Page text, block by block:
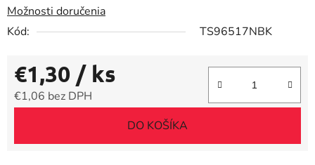
Možnosti doručenia
Kód:
TS96517NBK
€1,30 / ks
€1,06 bez DPH
DO KOŠÍKA